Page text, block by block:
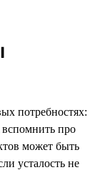
потребностях:
вспомнить про
может быть
усталость не